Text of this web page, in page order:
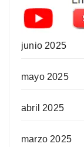
junio 2025
mayo 2025
abril 2025
marzo 2025